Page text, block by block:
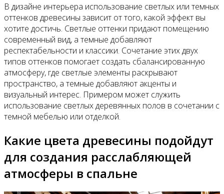
В дизайне интерьера использование светлых или темных
оттенков древесины зависит от того, какой эффект вы
хотите достичь. Светлые оттенки придают помещению
современный вид, а темные добавляют
респектабельности и классики. Сочетание этих двух
типов оттенков помогает создать сбалансированную
атмосферу, где светлые элементы раскрывают
пространство, а темные добавляют акценты и
визуальный интерес. Примером может служить
использование светлых деревянных полов в сочетании с
темной мебелью или отделкой.
Какие цвета древесины подойдут
для создания расслабляющей
атмосферы в спальне